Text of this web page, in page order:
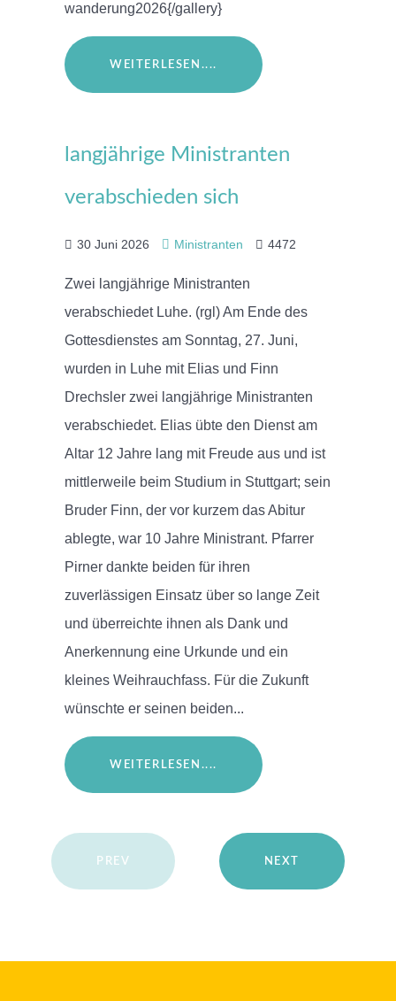
wanderung2026{/gallery}
WEITERLESEN....
langjährige Ministranten
verabschieden sich
30 Juni 2026 Ministranten 4472
Zwei langjährige Ministranten
verabschiedet Luhe. (rgl) Am Ende des
Gottesdienstes am Sonntag, 27. Juni,
wurden in Luhe mit Elias und Finn
Drechsler zwei langjährige Ministranten
verabschiedet. Elias übte den Dienst am
Altar 12 Jahre lang mit Freude aus und ist
mittlerweile beim Studium in Stuttgart; sein
Bruder Finn, der vor kurzem das Abitur
ablegte, war 10 Jahre Ministrant. Pfarrer
Pirner dankte beiden für ihren
zuverlässigen Einsatz über so lange Zeit
und überreichte ihnen als Dank und
Anerkennung eine Urkunde und ein
kleines Weihrauchfass. Für die Zukunft
wünschte er seinen beiden...
WEITERLESEN....
PREV NEXT